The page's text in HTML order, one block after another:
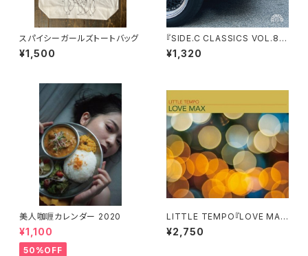
スパイシーガールズトートバッグ
¥1,500
『SIDE.C CLASSICS VOL.8』
selected&mixed by NOOLI
O
¥1,320
美人咖喱カレンダー 2020
¥1,100
50%OFF
LITTLE TEMPO『LOVE MA
X』
¥2,750